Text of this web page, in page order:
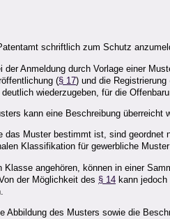
schriftlich zum Schutz
der Anmeldung durch Vorlage einer
(§ 17) und die Registrierung
wiederzugeben, für die
kann eine Beschreibung überreicht
das Muster bestimmt ist, sind
Klassifikation für gewerbliche
Klasse angehören, können in einer
der Möglichkeit des § 14 kann
Abbildung des Musters sowie die